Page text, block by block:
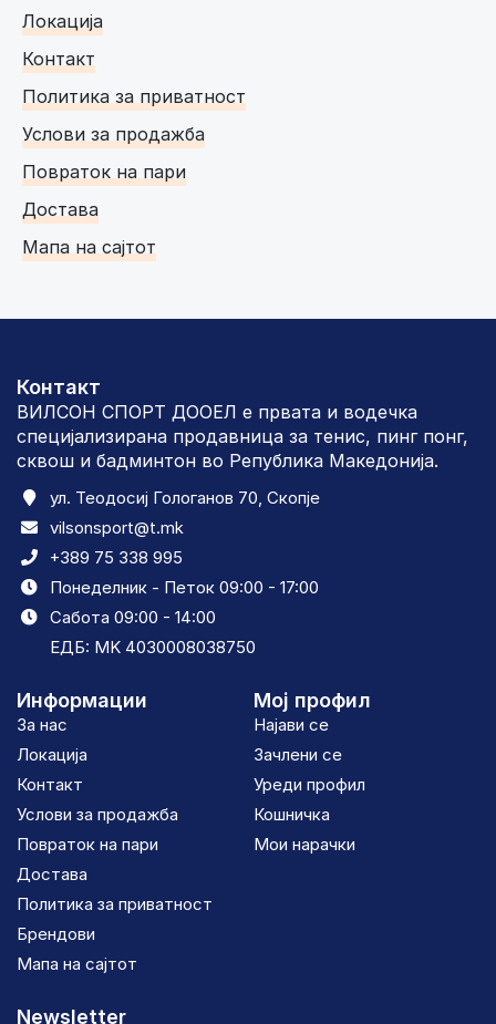
Локација
Контакт
Политика за приватност
Услови за продажба
Повраток на пари
Достава
Мапа на сајтот
Контакт
ВИЛСОН СПОРТ ДООЕЛ е првата и водечка
специјализирана продавница за тенис, пинг понг,
сквош и бадминтон во Република Македонија.
ул. Теодосиј Гологанов 70, Скопје
vilsonsport@t.mk
+389 75 338 995
Понеделник - Петок 09:00 - 17:00
Сабота 09:00 - 14:00
ЕДБ: MK 4030008038750
Информации
За нас
Локација
Контакт
Услови за продажба
Повраток на пари
Достава
Политика за приватност
Брендови
Мапа на сајтот
Мој профил
Најави се
Зачлени се
Уреди профил
Кошничка
Мои нарачки
Newsletter